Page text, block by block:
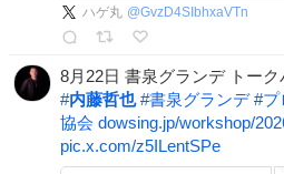
ハゲ丸 @GvzD4SIbhxaVTn
8月22日 書泉グランデ トーク
#内藤哲也 #書泉グランデ #プ
協会 dowsing.jp/workshop/
pic.x.com/z5ILentSPe